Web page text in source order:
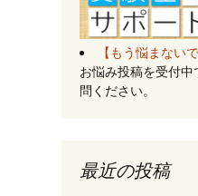
【もう悩まない
お悩み投稿を受付
問ください。
最近の投稿